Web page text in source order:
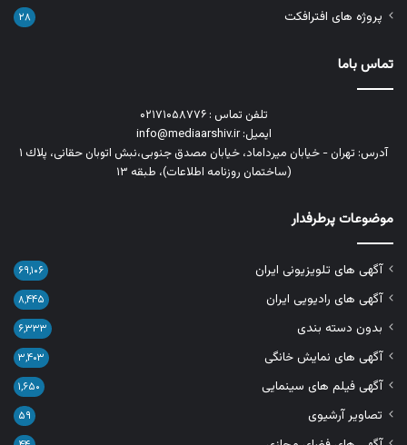
پروژه های افترافکت ۲۸
تماس باما
تلفن تماس : ۰۲۱۷۱۰۵۸۷۷۶
ایمیل: info@mediaarshiv.ir
آدرس: تهران - خیابان میرداماد، خیابان مصدق جنوبی،نبش اتوبان حقانی، پلاك ١
(ساختمان روزنامه اطلاعات)، طبقه ۱۳
موضوعات پرطرفدار
آگهی های تلویزیونی ایران ۶۹,۱۰۶
آگهی های رادیویی ایران ۸,۴۴۵
بدون دسته بندی ۶,۳۳۳
آگهی های نمایش خانگی ۳,۴۰۳
آگهی فیلم های سینمایی ۱,۶۵۰
تصاویر آرشیوی ۵۹